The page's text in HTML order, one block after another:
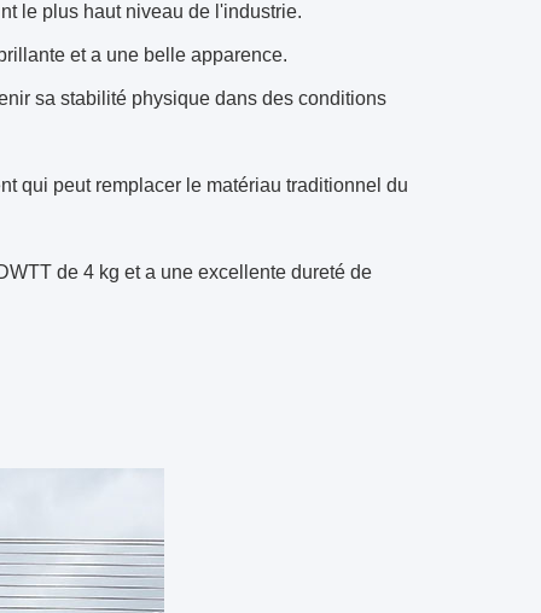
le plus haut niveau de l'industrie.
et a une belle apparence.
sa stabilité physique dans des conditions
qui peut remplacer le matériau traditionnel du
de 4 kg et a une excellente dureté de